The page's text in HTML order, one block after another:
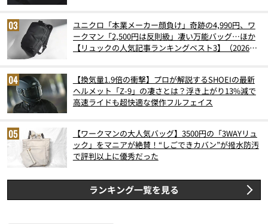
ユニクロ「本業メーカー顔負け」奇跡の4,990円、ワ
ークマン「2,500円は反則級」凄い万能バッグ…ほか
【リュックの人気記事ランキングベスト3】（2026年
【換気量1.9倍の衝撃】プロが解説するSHOEIの最新
ヘルメット「Z-9」の凄さとは？浮き上がり13%減で
高速ライドも超快適な傑作フルフェイス
【ワークマンの大人気バッグ】3500円の「3WAYリュ
ック」をマニアが絶賛！“しごできカバン”が撥水防汚
で評判以上に優秀だった
ランキング一覧を見る